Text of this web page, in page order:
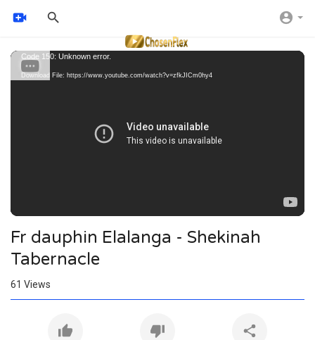
Video
Player
Code 150: Unknown error.
Download File: https://www.youtube.com/watch?v=zfkJICm0hy4
Fr dauphin Elalanga - Shekinah
Tabernacle
61 Views